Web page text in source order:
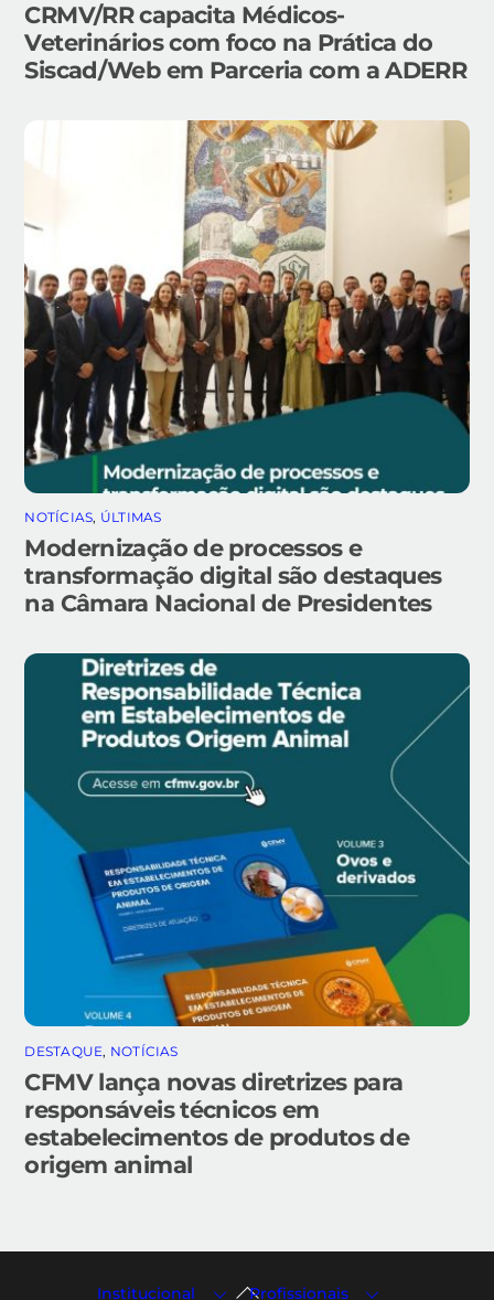
CRMV/RR capacita Médicos-
Veterinários com foco na Prática do
Siscad/Web em Parceria com a ADERR
NOTÍCIAS, ÚLTIMAS
Modernização de processos e
transformação digital são destaques
na Câmara Nacional de Presidentes
DESTAQUE, NOTÍCIAS
CFMV lança novas diretrizes para
responsáveis técnicos em
estabelecimentos de produtos de
origem animal
Back
Institucional Profissionais